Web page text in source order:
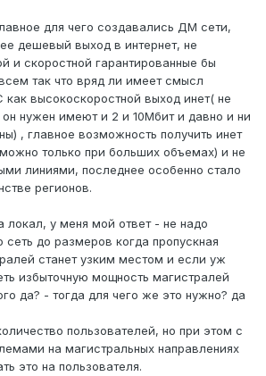
для чего создавались ДМ сети,
дешевый выход в интернет, не
и скоростной гарантированные бы
так что вряд ли имеет смысл
высокоскоростной выход инет( не
нужен имеют и 2 и 10Мбит и давно и ни
, главное возможность получить инет
только при больших объемах) и не
линиями, последнее особенно стало
регионов.
локал, у меня мой ответ - не надо
до размеров когда пропускная
станет узким местом и если уж
избыточную мощность магистралей
да? - тогда для чего же это нужно? да
пользователей, но при этом с
на магистральных направлениях
это на пользователя.